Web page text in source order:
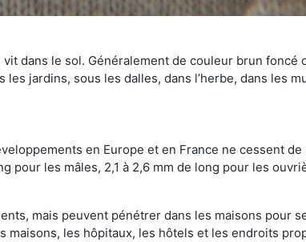
dans le sol. Généralement de couleur brun foncé
jardins, sous les dalles, dans l’herbe, dans les
en Europe et en France ne cessent de
pour les mâles, 2,1 à 2,6 mm de long pour les
mais peuvent pénétrer dans les maisons pour
les hôpitaux, les hôtels et les endroits